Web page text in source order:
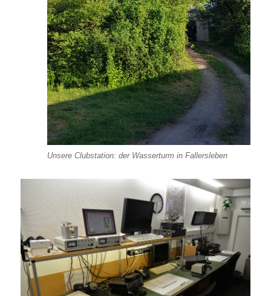
Unsere Clubstation: der Wasserturm in Fallersleben